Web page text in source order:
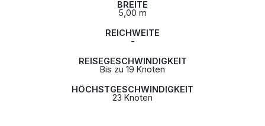
BREITE
5,00 m
REICHWEITE
-
REISEGESCHWINDIGKEIT
Bis zu 19 Knoten
HÖCHSTGESCHWINDIGKEIT
23 Knoten